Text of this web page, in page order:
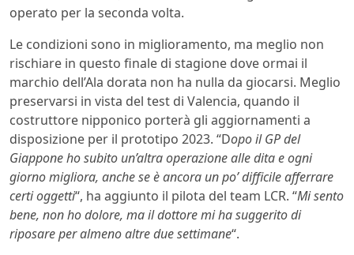
operato per la seconda volta.
Le condizioni sono in miglioramento, ma meglio non
rischiare in questo finale di stagione dove ormai il
marchio dell’Ala dorata non ha nulla da giocarsi. Meglio
preservarsi in vista del test di Valencia, quando il
costruttore nipponico porterà gli aggiornamenti a
disposizione per il prototipo 2023. “Dopo il GP del
Giappone ho subito un’altra operazione alle dita e ogni
giorno migliora, anche se è ancora un po’ difficile afferrare
certi oggetti“, ha aggiunto il pilota del team LCR. “Mi sento
bene, non ho dolore, ma il dottore mi ha suggerito di
riposare per almeno altre due settimane“.